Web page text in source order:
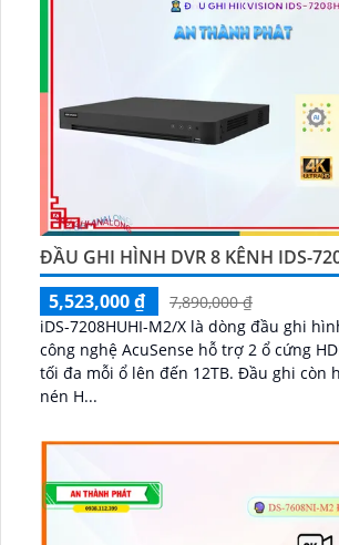
ĐẦU GHI HÌNH DVR 8 KÊNH IDS-
5,523,000 ₫
7,890,000 ₫
iDS-7208HUHI-M2/X là dòng đầu ghi
công nghệ AcuSense hỗ trợ 2 ổ cứng
tối đa mỗi ổ lên đến 12TB. Đầu ghi còn hỗ trợ chuẩn
nén H...